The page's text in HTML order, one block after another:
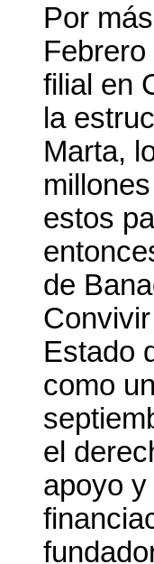
Por
filial en
la
Marta,
estos
de
Estado
como
el
apoyo